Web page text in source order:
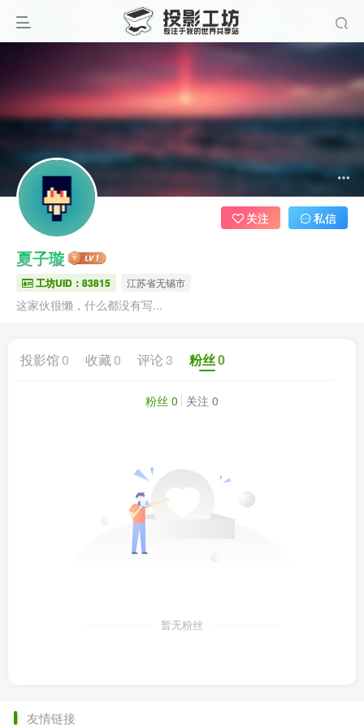
夏子璇
工坊UID：83815 江苏省无锡市
这家伙很懒，什么都没有写...
关注 私信
投影馆 0 收藏 0 评论 3 粉丝0
粉丝 0 关注 0
暂无粉丝
友情链接